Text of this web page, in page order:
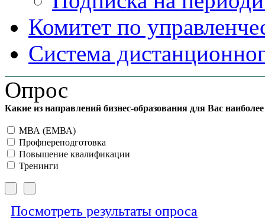
Комитет по
Система
Опрос
Какие из направлений бизнес-образования для Вас
МВА (ЕМВА)
Профпереподготовка
Повышение квалификации
Тренинги
Посмотреть результаты опроса